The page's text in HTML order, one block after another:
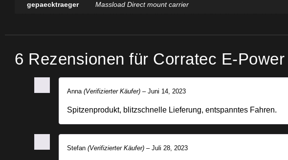
gepaecktraeger Massload Direct mount carrier
6 Rezensionen für Corratec E-
Anna (Verifizierter Käufer) – Juni 14, 2023
Spitzenprodukt, blitzschnelle Lieferung, entspanntes Fahren.
Stefan (Verifizierter Käufer) – Juli 28, 2023